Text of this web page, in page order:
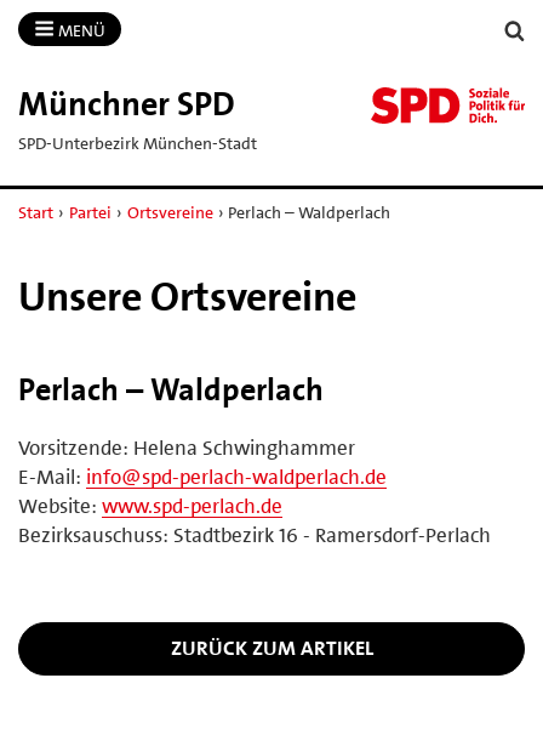
MENÜ
Münchner SPD
SPD-Unterbezirk München-Stadt
Start › Partei › Ortsvereine › Perlach – Waldperlach
Unsere Ortsvereine
Perlach – Waldperlach
Vorsitzende: Helena Schwinghammer
E-Mail: info@spd-perlach-waldperlach.de
Website: www.spd-perlach.de
Bezirksauschuss: Stadtbezirk 16 - Ramersdorf-Perlach
ZURÜCK ZUM ARTIKEL